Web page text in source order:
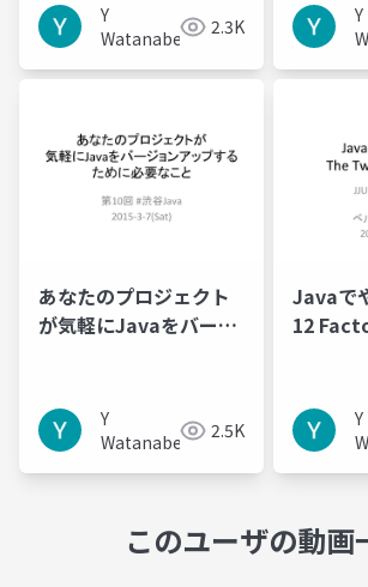
Y
Watanabe
2.3K
Y
あなたのプロジェクト
が気軽にJavaをバージ
Y
Watanabe
2.5K
Javaで
12
Y
このユーザの動画